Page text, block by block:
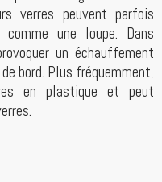
verres peuvent parfois
une loupe. Dans
un échauffement
bord. Plus fréquemment,
en plastique et peut